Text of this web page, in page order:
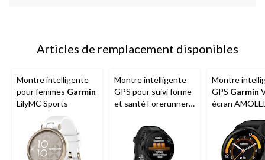
Articles de remplacement disponibles
Montre intelligente
pour femmes Garmin
LilyMC Sports
Montre intelligente
GPS pour suivi forme
et santé Forerunner
AMOLED,
noir/ardoise
Montre
GPS Garmin
écran
de santé et
en forme, noir